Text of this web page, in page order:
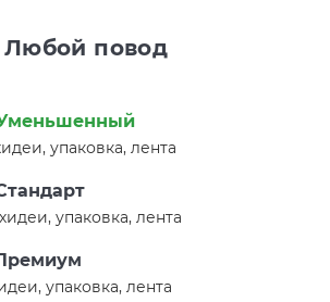
Любой повод
упаковка, лента
упаковка, лента
упаковка, лента